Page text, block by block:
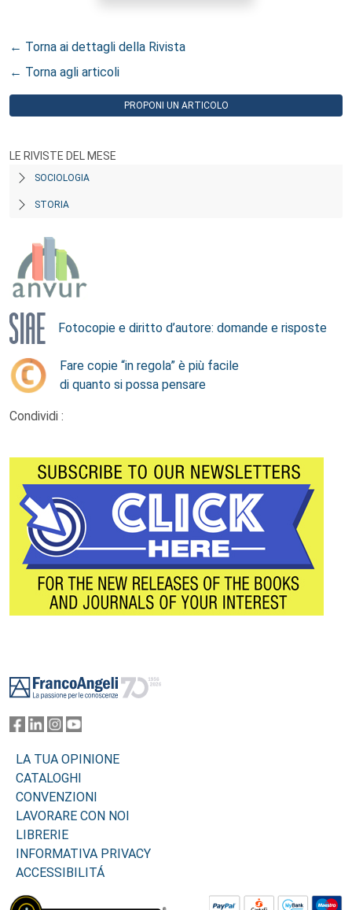
← Torna ai dettagli della Rivista
← Torna agli articoli
PROPONI UN ARTICOLO
LE RIVISTE DEL MESE
SOCIOLOGIA
STORIA
Fotocopie e diritto d’autore: domande e risposte
Fare copie “in regola” è più facile
di quanto si possa pensare
Condividi :
LA TUA OPINIONE
CATALOGHI
CONVENZIONI
LAVORARE CON NOI
LIBRERIE
INFORMATIVA PRIVACY
ACCESSIBILITÁ